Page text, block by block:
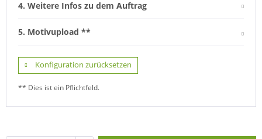
4. Weitere Infos zu dem Auftrag
5. Motivupload **
Konfiguration zurücksetzen
** Dies ist ein Pflichtfeld.